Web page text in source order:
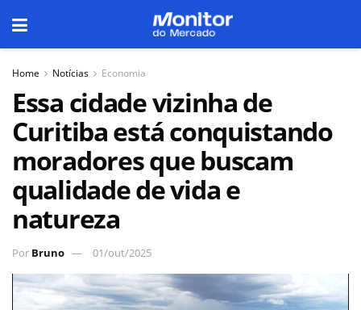
Home Notícias Economia
Essa cidade vizinha de
Curitiba está conquistando
moradores que buscam
qualidade de vida e
natureza
Por Bruno 01/out/2025